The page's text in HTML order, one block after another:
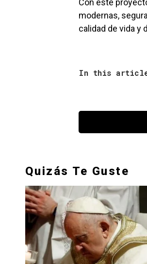
Con este
modernas,
calidad de vida y
In this
Quizás Te Guste